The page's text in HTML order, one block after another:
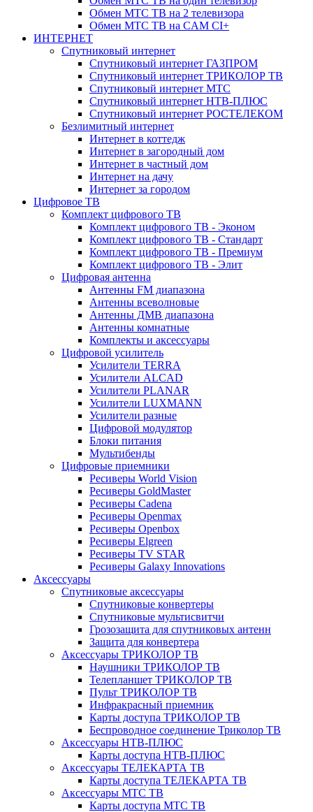
Обмен МТС ТВ на 2 телевизора
Обмен МТС ТВ на CAM CI+
ИНТЕРНЕТ
Спутниковый интернет
Спутниковый интернет ГАЗПРОМ
Спутниковый интернет ТРИКОЛОР ТВ
Спутниковый интернет МТС
Спутниковый интернет НТВ-ПЛЮС
Спутниковый интернет РОСТЕЛЕКОМ
Безлимитный интернет
Интернет в коттедж
Интернет в загородный дом
Интернет в частный дом
Интернет на дачу
Интернет за городом
Цифровое ТВ
Комплект цифрового ТВ
Комплект цифрового ТВ - Эконом
Комплект цифрового ТВ - Стандарт
Комплект цифрового ТВ - Премиум
Комплект цифрового ТВ - Элит
Цифровая антенна
Антенны FM диапазона
Антенны всеволновые
Антенны ДМВ диапазона
Антенны комнатные
Комплекты и аксессуары
Цифровой усилитель
Усилители TERRA
Усилители ALCAD
Усилители PLANAR
Усилители LUXMANN
Усилители разные
Цифровой модулятор
Блоки питания
Мультибенды
Цифровые приемники
Ресиверы World Vision
Ресиверы GoldMaster
Ресиверы Cadena
Ресиверы Openmax
Ресиверы Openbox
Ресиверы Elgreen
Ресиверы TV STAR
Ресиверы Galaxy Innovations
Аксессуары
Спутниковые аксессуары
Спутниковые конвертеры
Спутниковые мультисвитчи
Грозозащита для спутниковых антенн
Защита для конвертера
Аксессуары ТРИКОЛОР ТВ
Наушники ТРИКОЛОР ТВ
Телепланшет ТРИКОЛОР ТВ
Пульт ТРИКОЛОР ТВ
Инфракрасный приемник
Карты доступа ТРИКОЛОР ТВ
Беспроводное соединение Триколор ТВ
Аксессуары НТВ-ПЛЮС
Карты доступа НТВ-ПЛЮС
Аксессуары ТЕЛЕКАРТА ТВ
Карты доступа ТЕЛЕКАРТА ТВ
Аксессуары МТС ТВ
Карты доступа МТС ТВ